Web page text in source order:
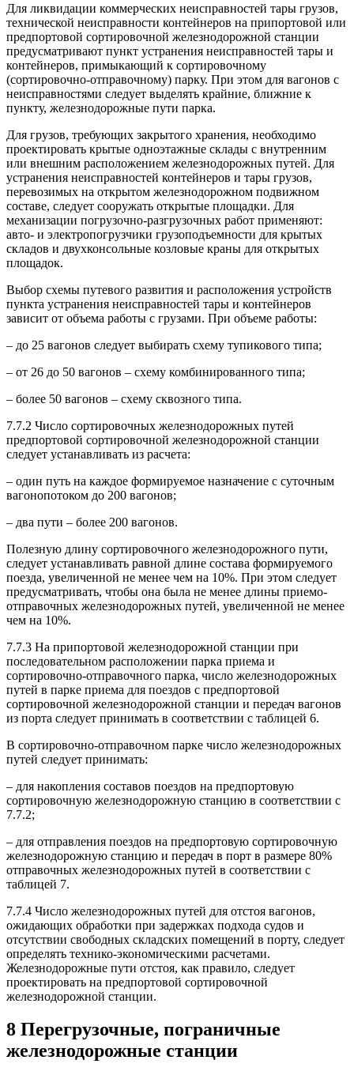
Для ликвидации коммерческих неисправностей тары грузов,
технической неисправности контейнеров на припортовой или
предпортовой сортировочной железнодорожной станции
предусматривают пункт устранения неисправностей тары и
контейнеров, примыкающий к сортировочному
(сортировочно-отправочному) парку. При этом для вагонов с
неисправностями следует выделять крайние, ближние к
пункту, железнодорожные пути парка.
Для грузов, требующих закрытого хранения, необходимо
проектировать крытые одноэтажные склады с внутренним
или внешним расположением железнодорожных путей. Для
устранения неисправностей контейнеров и тары грузов,
перевозимых на открытом железнодорожном подвижном
составе, следует сооружать открытые площадки. Для
механизации погрузочно-разгрузочных работ применяют:
авто- и электропогрузчики грузоподъемности для крытых
складов и двухконсольные козловые краны для открытых
площадок.
Выбор схемы путевого развития и расположения устройств
пункта устранения неисправностей тары и контейнеров
зависит от объема работы с грузами. При объеме работы:
– до 25 вагонов следует выбирать схему тупикового типа;
– от 26 до 50 вагонов – схему комбинированного типа;
– более 50 вагонов – схему сквозного типа.
7.7.2 Число сортировочных железнодорожных путей
предпортовой сортировочной железнодорожной станции
следует устанавливать из расчета:
– один путь на каждое формируемое назначение с суточным
вагонопотоком до 200 вагонов;
– два пути – более 200 вагонов.
Полезную длину сортировочного железнодорожного пути,
следует устанавливать равной длине состава формируемого
поезда, увеличенной не менее чем на 10%. При этом следует
предусматривать, чтобы она была не менее длины приемо-
отправочных железнодорожных путей, увеличенной не менее
чем на 10%.
7.7.3 На припортовой железнодорожной станции при
последовательном расположении парка приема и
сортировочно-отправочного парка, число железнодорожных
путей в парке приема для поездов с предпортовой
сортировочной железнодорожной станции и передач вагонов
из порта следует принимать в соответствии с таблицей 6.
В сортировочно-отправочном парке число железнодорожных
путей следует принимать:
– для накопления составов поездов на предпортовую
сортировочную железнодорожную станцию в соответствии с
7.7.2;
– для отправления поездов на предпортовую сортировочную
железнодорожную станцию и передач в порт в размере 80%
отправочных железнодорожных путей в соответствии с
таблицей 7.
7.7.4 Число железнодорожных путей для отстоя вагонов,
ожидающих обработки при задержках подхода судов и
отсутствии свободных складских помещений в порту, следует
определять технико-экономическими расчетами.
Железнодорожные пути отстоя, как правило, следует
проектировать на предпортовой сортировочной
железнодорожной станции.
8 Перегрузочные, пограничные
железнодорожные станции